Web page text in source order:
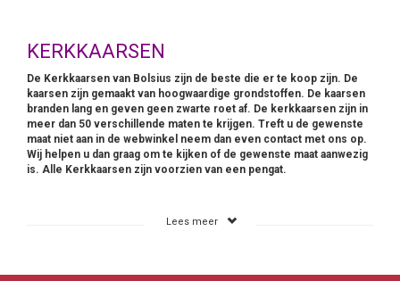
KERKKAARSEN
De Kerkkaarsen van Bolsius zijn de beste die er te koop zijn. De
kaarsen zijn gemaakt van hoogwaardige grondstoffen. De kaarsen
branden lang en geven geen zwarte roet af. De kerkkaarsen zijn in
meer dan 50 verschillende maten te krijgen. Treft u de gewenste
maat niet aan in de webwinkel neem dan even contact met ons op.
Wij helpen u dan graag om te kijken of de gewenste maat aanwezig
is. Alle Kerkkaarsen zijn voorzien van een pengat.
Lees meer